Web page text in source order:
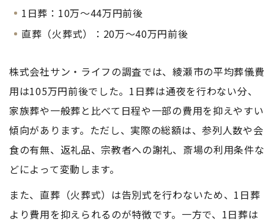
1日葬：10万〜44万円前後
直葬（火葬式）：20万～40万円前後
株式会社サン・ライフの調査では、綾瀬市の平均葬儀費
用は105万円前後でした。1日葬は通夜を行わない分、
家族葬や一般葬と比べて日程や一部の費用を抑えやすい
傾向があります。ただし、実際の総額は、参列人数や会
食の有無、返礼品、宗教者への謝礼、斎場の利用条件な
どによって変動します。
また、直葬（火葬式）は告別式を行わないため、1日葬
より費用を抑えられるのが特徴です。一方で、1日葬は